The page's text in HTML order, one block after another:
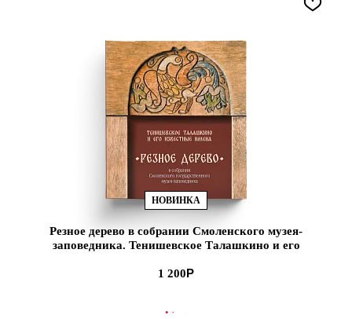
НОВИНКА
Резное дерево в собрании Смоленского музея-
заповедника. Тенишевское Талашкино и его
1 200
В КОРЗИНУ